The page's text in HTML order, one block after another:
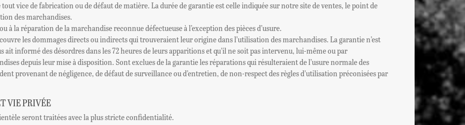
vice de fabrication ou de défaut de matière. La durée de garantie est celle indiquée sur notre site de ventes, le point de
des marchandises.
à la réparation de la marchandise reconnue défectueuse à l’exception des pièces d’usure.
les dommages directs ou indirects qui trouveraient leur origine dans l’utilisation des marchandises. La garantie n’est
ait informé des désordres dans les 72 heures de leurs apparitions et qu’il ne soit pas intervenu, lui-même ou par
depuis leur mise à disposition. Sont exclues de la garantie les réparations qui résulteraient de l’usure normale des
provenant de négligence, de défaut de surveillance ou d’entretien, de non-respect des règles d’utilisation préconisées par
VIE PRIVÉE
seront traitées avec la plus stricte confidentialité.